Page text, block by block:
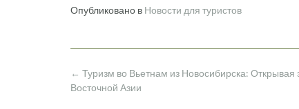
Опубликовано в Новости для туристов
Навигация
по
← Туризм во Вьетнам из Новосибирска: Открывая
Восточной Азии